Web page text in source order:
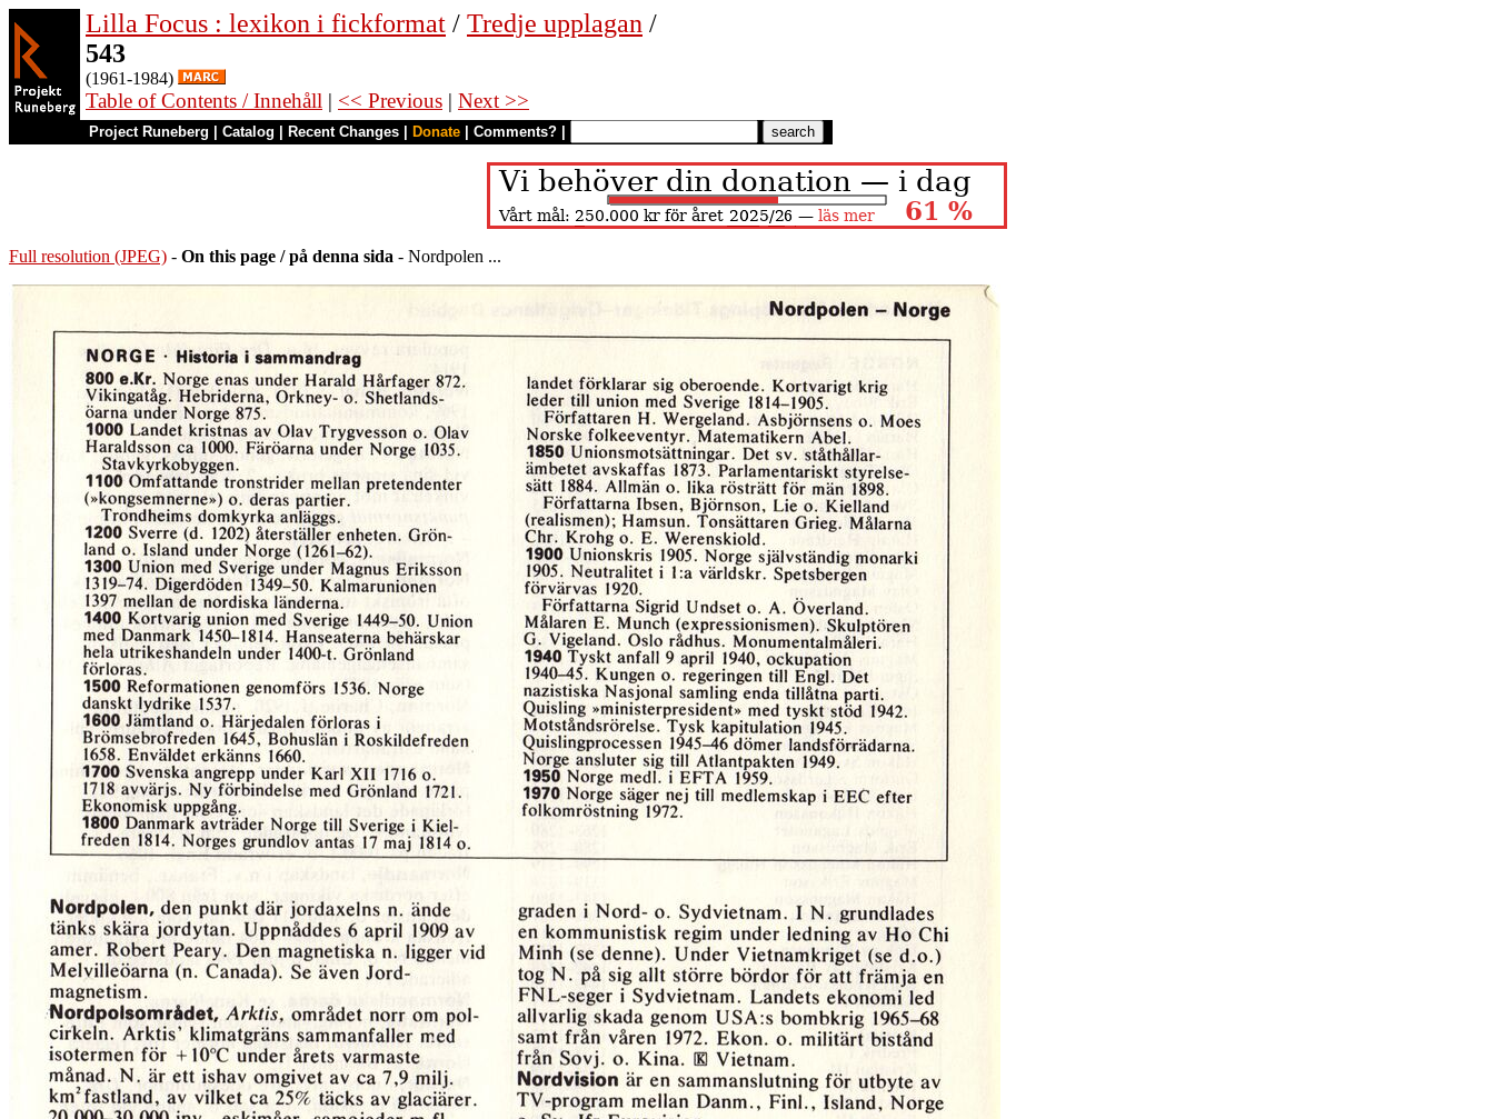
Lilla Focus : lexikon i fickformat / Tredje upplagan /
543
(1961-1984)
Table of Contents / Innehåll | << Previous | Next >>
Project Runeberg Catalog Recent Changes Donate Comments?
Full resolution (JPEG) - On this page / på denna sida - Nordpolen ...